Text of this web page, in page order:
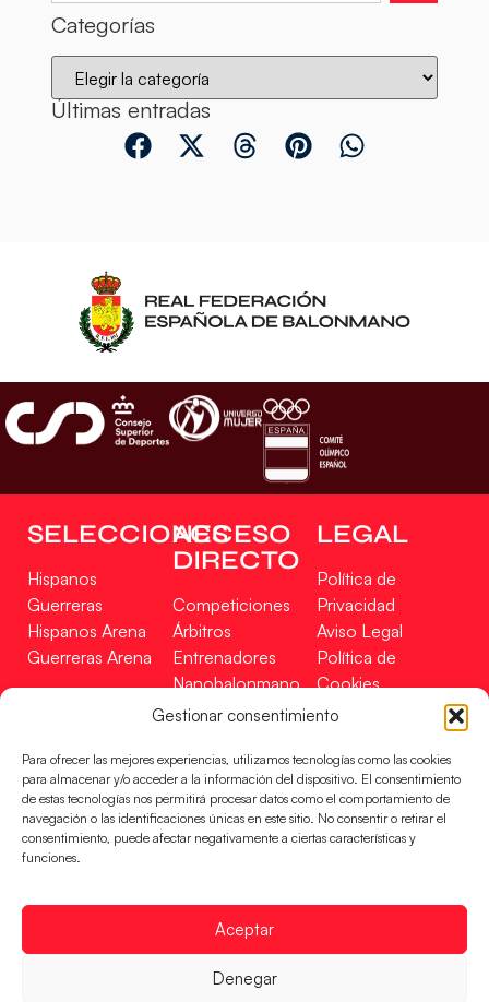
Gestionar consentimiento
Para ofrecer las mejores experiencias, utilizamos tecnologías como las cookies
para almacenar y/o acceder a la información del dispositivo. El consentimiento
de estas tecnologías nos permitirá procesar datos como el comportamiento de
navegación o las identificaciones únicas en este sitio. No consentir o retirar el
consentimiento, puede afectar negativamente a ciertas características y
funciones.
Aceptar
Denegar
Categorías
Últimas entradas
SELECCIONES
Hispanos
Guerreras
Hispanos Arena
Guerreras Arena
ACCESO
DIRECTO
Competiciones
Árbitros
Entrenadores
Nanobalonmano
Tienda
LEGAL
Política de
Privacidad
Aviso Legal
Política de
Cookies
Mapa Web
Incidencias
CONTACTO
EN
FINANCIADO
RFEBM © 2024. Todos los derechos reservados –
Desarrollado por